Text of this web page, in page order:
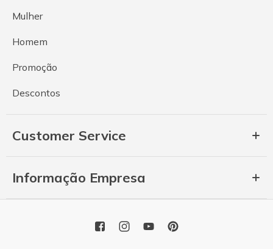
Mulher
Homem
Promoção
Descontos
Customer Service
Informação Empresa